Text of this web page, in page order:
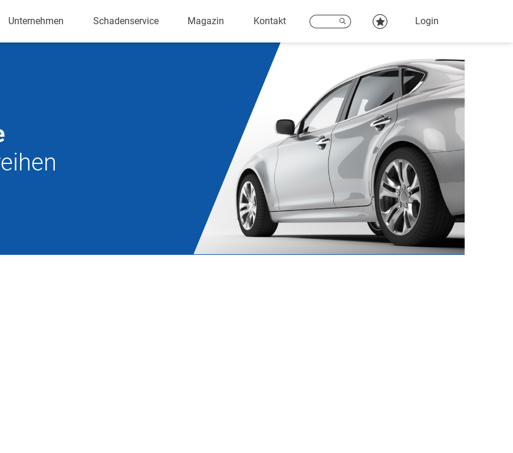
Unternehmen Schadenservice Magazin Kontakt Login